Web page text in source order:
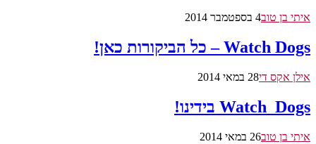
איתי בן טוב4 בספטמבר 2014
Watch Dogs – כל הביקורות כאן!
אילן אקס די28 במאי 2014
Watch_Dogs בידינו!
איתי בן טוב26 במאי 2014